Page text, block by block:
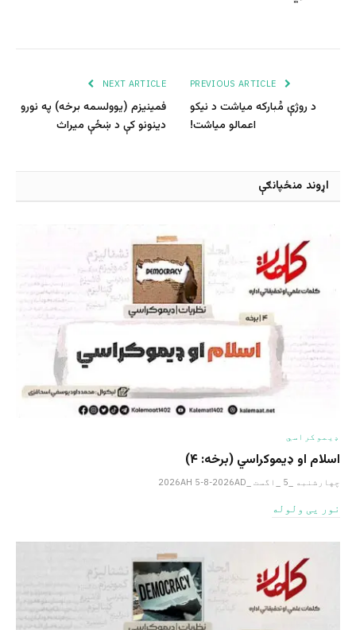
د روژې مُبارکه میاشت د نیکو
اعمالو میاشت!
NEXT ARTICLE
فمینیزم (یوولسمه برخه) په نورو
دینونو کې د ښځې میراث
اړوند منځپانګې
ډیموکراسي
اسلام او ډیموکراسي (برخه: ۴)
چهارشنبه _5 _اگست _2026AH 5-8-2026AD
نور یی ولوله